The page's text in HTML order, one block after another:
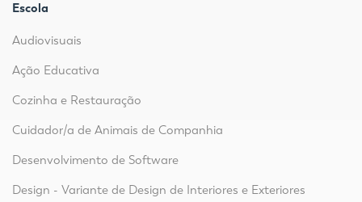
Escola
Audiovisuais
Ação Educativa
Cozinha e Restauração
Cuidador/a de Animais de Companhia
Desenvolvimento de Software
Design - Variante de Design de Interiores e Exteriores